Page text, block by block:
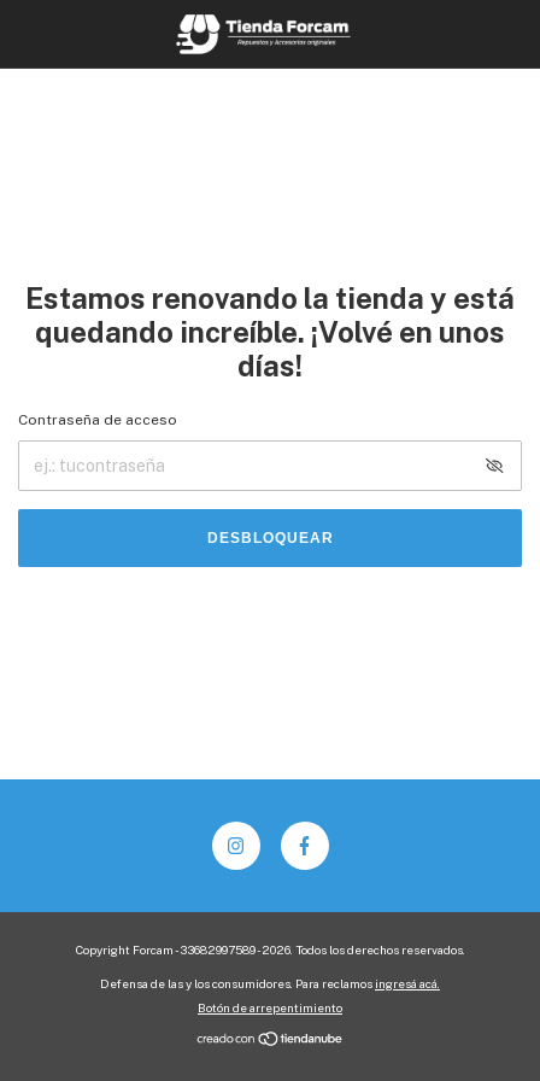
Estamos renovando la tienda y está
quedando increíble. ¡Volvé en unos
días!
Contraseña de acceso
DESBLOQUEAR
Copyright Forcam - 33682997589 - 2026. Todos los derechos reservados.
Defensa de las y los consumidores. Para reclamos ingresá acá.
Botón de arrepentimiento